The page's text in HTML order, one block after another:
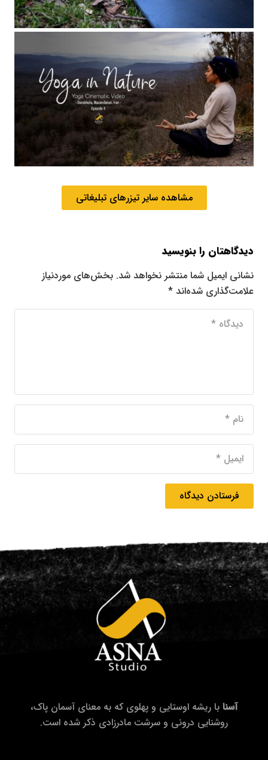
مشاهده سایر تیزرهای تبلیغاتی
دیدگاهتان را بنویسید
نشانی ایمیل شما منتشر نخواهد شد. بخش‌های موردنیاز
علامت‌گذاری شده‌اند *
فرستادن دیدگاه
آسنا با ریشه اوستایی و پهلوی که به معنای آسمان پاک،
روشنایی درونی و سرشت مادرزادی ذکر شده است.